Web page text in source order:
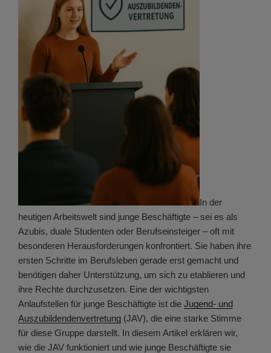
In der
heutigen Arbeitswelt sind junge Beschäftigte – sei es als
Azubis, duale Studenten oder Berufseinsteiger – oft mit
besonderen Herausforderungen konfrontiert. Sie haben ihre
ersten Schritte im Berufsleben gerade erst gemacht und
benötigen daher Unterstützung, um sich zu etablieren und
ihre Rechte durchzusetzen. Eine der wichtigsten
Anlaufstellen für junge Beschäftigte ist die Jugend- und
Auszubildendenvertretung (JAV), die eine starke Stimme
für diese Gruppe darstellt. In diesem Artikel erklären wir,
wie die JAV funktioniert und wie junge Beschäftigte sie